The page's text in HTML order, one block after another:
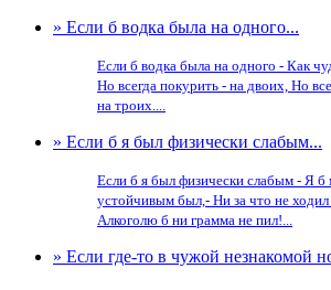
» Если б водка была на одного...
Если б водка была на одного - Как
Но всегда покурить - на двоих, Но
на троих....
» Если б я был физически слабым...
Если б я был физически слабым - Я б
устойчивым был,- Ни за что не
Алкоголю б ни грамма не пил!...
» Если где-то в чужой незнакомой